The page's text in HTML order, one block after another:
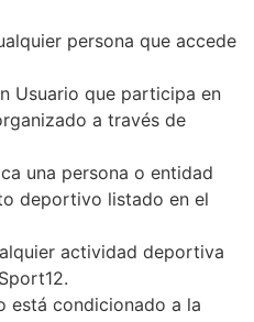
persona que accede
Usuario que participa en
a través de
una persona o entidad
deportivo listado en el
actividad deportiva
está condicionado a la